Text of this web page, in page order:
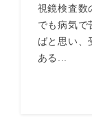
視鏡検査数
でも病気で
ばと思い、
ある...